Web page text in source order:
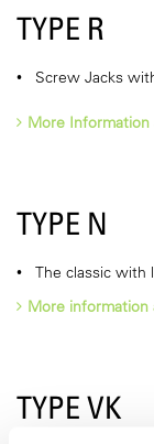
TYPE R
Screw Jacks
More Information
TYPE N
The classic with
More information
TYPE VK